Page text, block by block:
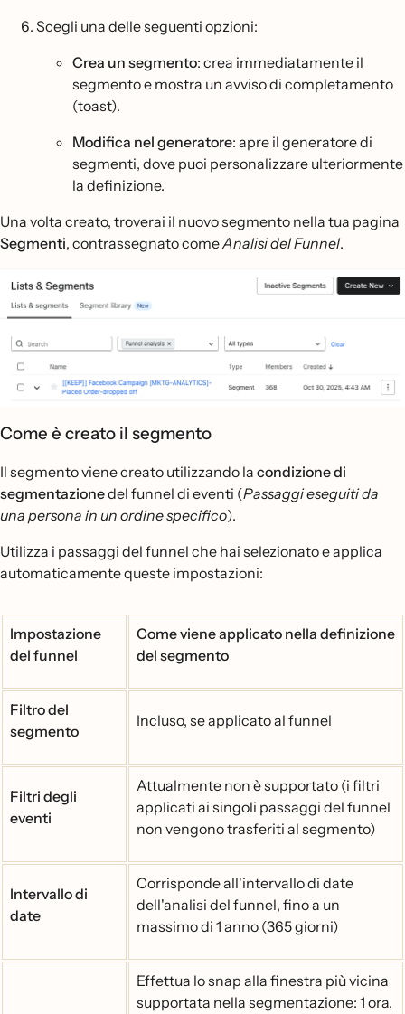
Scegli una delle seguenti opzioni:
Crea un segmento: crea immediatamente il
segmento e mostra un avviso di completamento
(toast).
Modifica nel generatore: apre il generatore di
segmenti, dove puoi personalizzare ulteriormente
la definizione.
Una volta creato, troverai il nuovo segmento nella tua pagina
Segmenti, contrassegnato comeAnalisi del Funnel.
Come è creato il segmento
Il segmento viene creato utilizzando la condizione di
segmentazionedel funnel di eventi (Passaggi eseguiti da
una persona in un ordine specifico).
Utilizza i passaggi del funnel che hai selezionato e applica
automaticamente queste impostazioni:
Impostazione
del funnel
Come viene applicato nella definizione
del segmento
Filtro del
segmento
Incluso, se applicato al funnel
Filtri degli
eventi
Attualmente non è supportato (i filtri
applicati ai singoli passaggi del funnel
non vengono trasferiti al segmento)
Intervallo di
date
Corrisponde all'intervallo di date
dell'analisi del funnel, fino a un
massimo di 1 anno (365 giorni)
Effettua lo snap alla finestra più vicina
supportata nella segmentazione: 1 ora,